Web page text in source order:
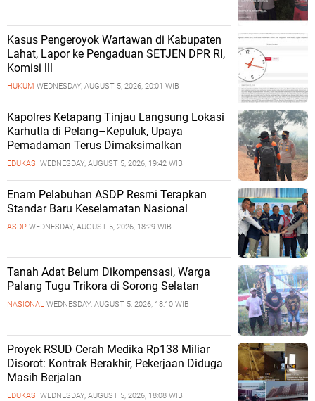
Kasus Pengeroyok Wartawan di Kabupaten
Lahat, Lapor ke Pengaduan SETJEN DPR RI,
Komisi lll
HUKUM WEDNESDAY, AUGUST 5, 2026, 20:01 WIB
Kapolres Ketapang Tinjau Langsung Lokasi
Karhutla di Pelang–Kepuluk, Upaya
Pemadaman Terus Dimaksimalkan
EDUKASI WEDNESDAY, AUGUST 5, 2026, 19:42 WIB
Enam Pelabuhan ASDP Resmi Terapkan
Standar Baru Keselamatan Nasional
ASDP WEDNESDAY, AUGUST 5, 2026, 18:29 WIB
Tanah Adat Belum Dikompensasi, Warga
Palang Tugu Trikora di Sorong Selatan
NASIONAL WEDNESDAY, AUGUST 5, 2026, 18:10 WIB
Proyek RSUD Cerah Medika Rp138 Miliar
Disorot: Kontrak Berakhir, Pekerjaan Diduga
Masih Berjalan
EDUKASI WEDNESDAY, AUGUST 5, 2026, 18:08 WIB